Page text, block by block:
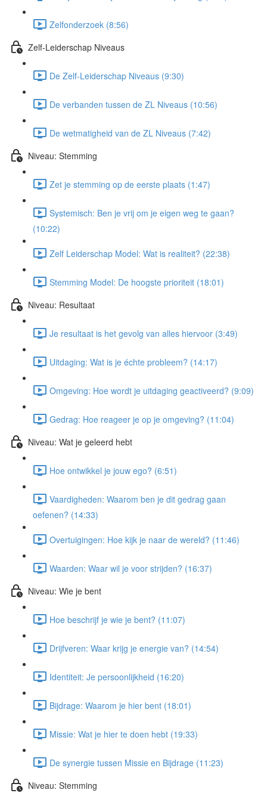
Zelfonderzoek (8:56)
Zelf-Leiderschap Niveaus
De Zelf-Leiderschap Niveaus (9:30)
De verbanden tussen de ZL Niveaus (10:56)
De wetmatigheid van de ZL Niveaus (7:42)
Niveau: Stemming
Zet je stemming op de eerste plaats (1:47)
Systemisch: Ben je vrij om je eigen weg te gaan?
(10:22)
Zelf Leiderschap Model: Wat is realiteit? (22:38)
Stemming Model: De hoogste prioriteit (18:01)
Niveau: Resultaat
Je resultaat is het gevolg van alles hiervoor (3:49)
Uitdaging: Wat is je échte probleem? (14:17)
Omgeving: Hoe wordt je uitdaging geactiveerd? (9:09)
Gedrag: Hoe reageer je op je omgeving? (11:04)
Niveau: Wat je geleerd hebt
Hoe ontwikkel je jouw ego? (6:51)
Vaardigheden: Waarom ben je dit gedrag gaan
oefenen? (14:33)
Overtuigingen: Hoe kijk je naar de wereld? (11:46)
Waarden: Waar wil je voor strijden? (16:37)
Niveau: Wie je bent
Hoe beschrijf je wie je bent? (11:07)
Drijfveren: Waar krijg je energie van? (14:54)
Identiteit: Je persoonlijkheid (16:20)
Bijdrage: Waarom je hier bent (18:01)
Missie: Wat je hier te doen hebt (19:33)
De synergie tussen Missie en Bijdrage (11:23)
Niveau: Stemming